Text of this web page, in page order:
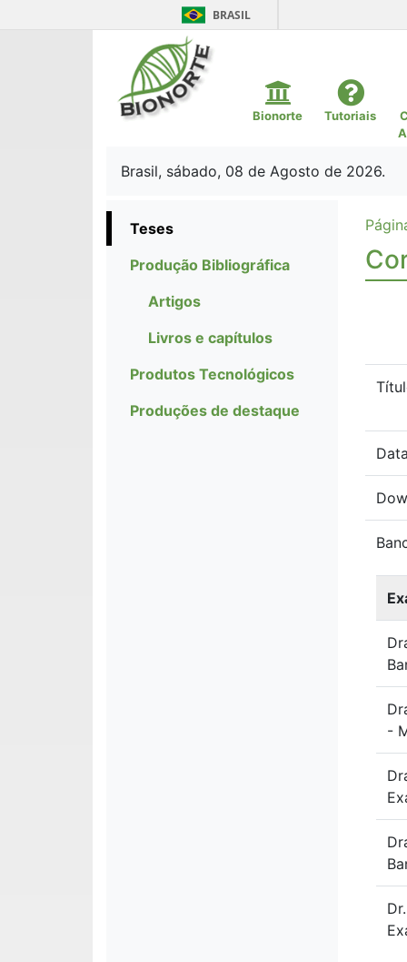
BRASIL
Bionorte Tutoriais
Brasil, sábado, 08 de Agosto de 2026.
Teses
Produção Bibliográfica
Artigos
Livros e capítulos
Produtos Tecnológicos
Produções de destaque
-